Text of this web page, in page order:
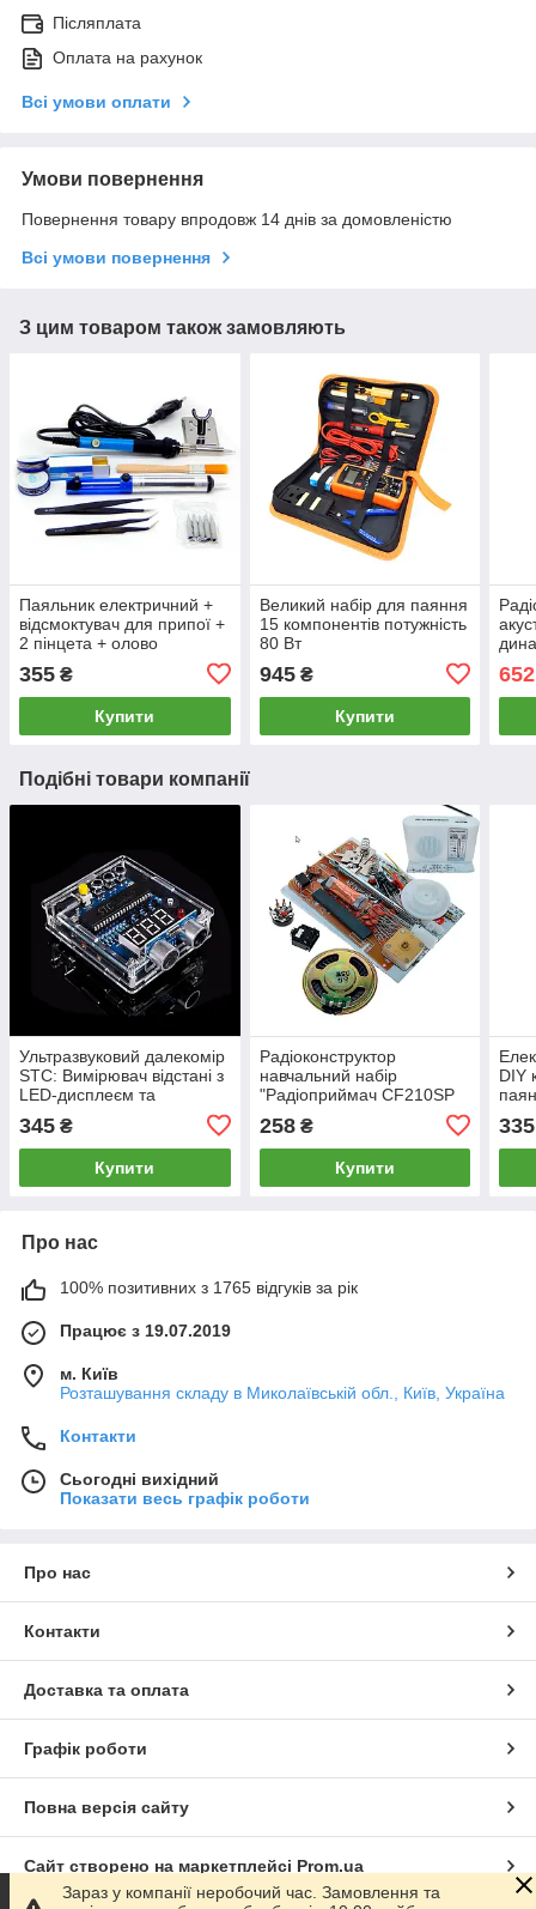
Післяплата
Оплата на рахунок
Всі умови оплати
Умови повернення
Повернення товару впродовж 14 днів за домовленістю
Всі умови повернення
З цим товаром також замовляють
Паяльник електричний +
відсмоктувач для припої +
2 пінцета + олово
355 ₴
Купити
Великий набір для паяння
15 компонентів потужність
80 Вт
945₴
Купити
Подібні товари компанії
Ультразвуковий далекомір
STC: Вимірювач відстані з
LED-дисплеєм та
345 ₴
Купити
Радіоконструктор
навчальний набір
"Радіоприймач CF210SP
258₴
Купити
DIY
335
Про нас
100% позитивних з 1765 відгуків за рік
Працює з 19.07.2019
м. Київ
Розташування складу в Миколаївській обл., Київ, Україна
Контакти
Сьогодні вихідний
Показати весь графік роботи
Про нас
Контакти
Доставка та оплата
Графік роботи
Повна версія сайту
Сайт створено на маркетплейсі Prom.ua
Зараз у компанії неробочий час. Замовлення та